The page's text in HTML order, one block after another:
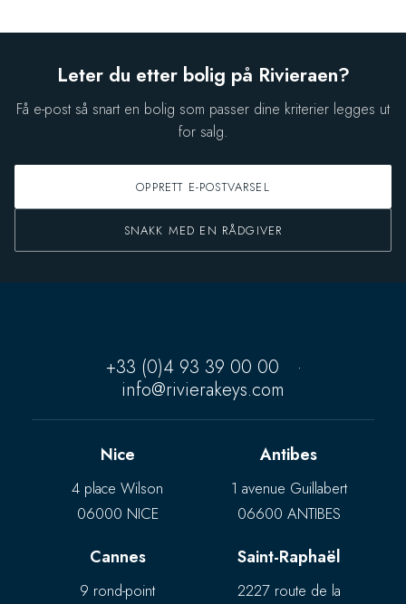
Leter du etter bolig på Rivieraen?
Få e-post så snart en bolig som passer dine kriterier legges ut
for salg.
OPPRETT E-POSTVARSEL
SNAKK MED EN RÅDGIVER
+33 (0)4 93 39 00 00
·
info@rivierakeys.com
Nice
4 place Wilson
06000 NICE
Antibes
1 avenue Guillabert
06600 ANTIBES
Cannes
9 rond-point
Saint-Raphaël
2227 route de la